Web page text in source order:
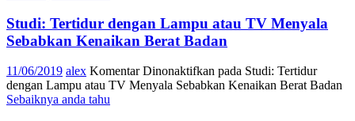
Studi: Tertidur dengan Lampu atau TV Menyala
Sebabkan Kenaikan Berat Badan
11/06/2019 alex Komentar Dinonaktifkan pada Studi: Tertidur
dengan Lampu atau TV Menyala Sebabkan Kenaikan Berat Badan
Sebaiknya anda tahu